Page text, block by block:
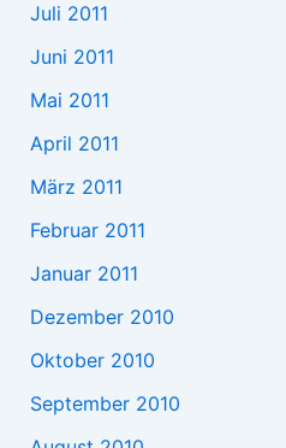
Juli 2011
Juni 2011
Mai 2011
April 2011
März 2011
Februar 2011
Januar 2011
Dezember 2010
Oktober 2010
September 2010